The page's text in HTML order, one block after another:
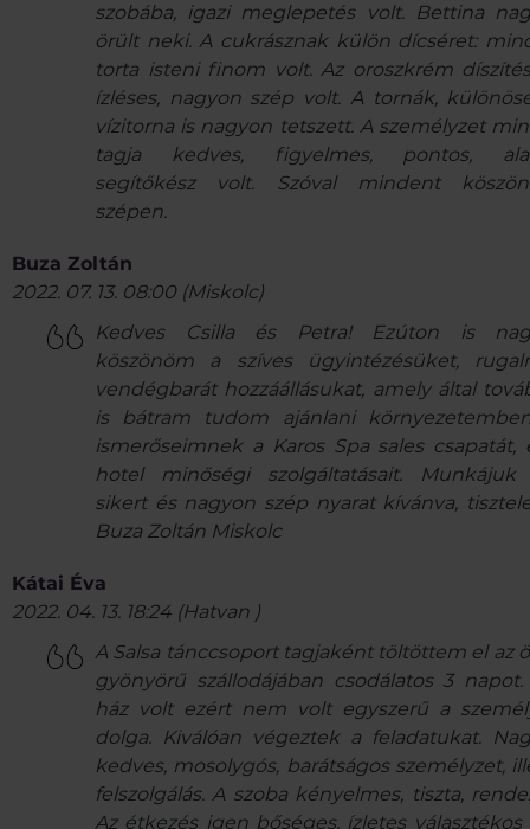
szobába, igazi meglepetés volt. Bettina
örült neki. A cukrásznak külön dícséret:
torta isteni finom volt. Az oroszkrém
ízléses, nagyon szép volt. A tornák,
vízitorna is nagyon tetszett. A személyzet
tagja kedves, figyelmes, pontos,
segítőkész volt. Szóval mindent
szépen.
Buza Zoltán
2022. 07. 13. 08:00 (Miskolc)
Kedves Csilla és Petra! Ezúton is
köszönöm a szíves ügyintézésüket,
vendégbarát hozzáállásukat, amely által
is bátram tudom ajánlani
ismerőseimnek a Karos Spa sales csapatát,
hotel minőségi szolgáltatásait. Munkájuk
sikert és nagyon szép nyarat kívánva,
Buza Zoltán Miskolc
Kátai Éva
2022. 04. 13. 18:24 (Hatvan )
A Salsa tánccsoport tagjaként töltöttem el az
gyönyörű szállodájában csodálatos 3 napot.
ház volt ezért nem volt egyszerű a
dolga. Kiválóan végeztek a feladatukat.
kedves, mosolygós, barátságos személyzet,
felszolgálás. A szoba kényelmes, tiszta,
Az étkezés igen bőséges, ízletes választékos